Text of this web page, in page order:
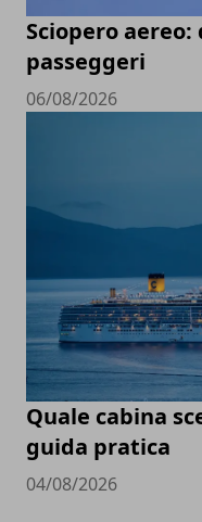
Sciopero
passeggeri
06/08/2026
Quale cabina
guida pratica
04/08/2026